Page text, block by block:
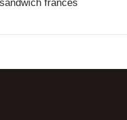
sándwich francés